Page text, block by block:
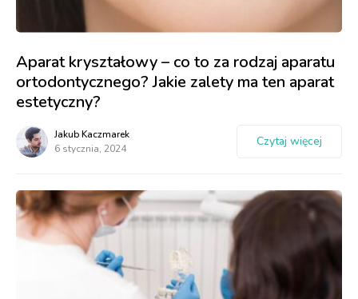
Aparat kryształowy – co to za rodzaj aparatu
ortodontycznego? Jakie zalety ma ten aparat
estetyczny?
Jakub Kaczmarek
6 stycznia, 2024
Czytaj więcej